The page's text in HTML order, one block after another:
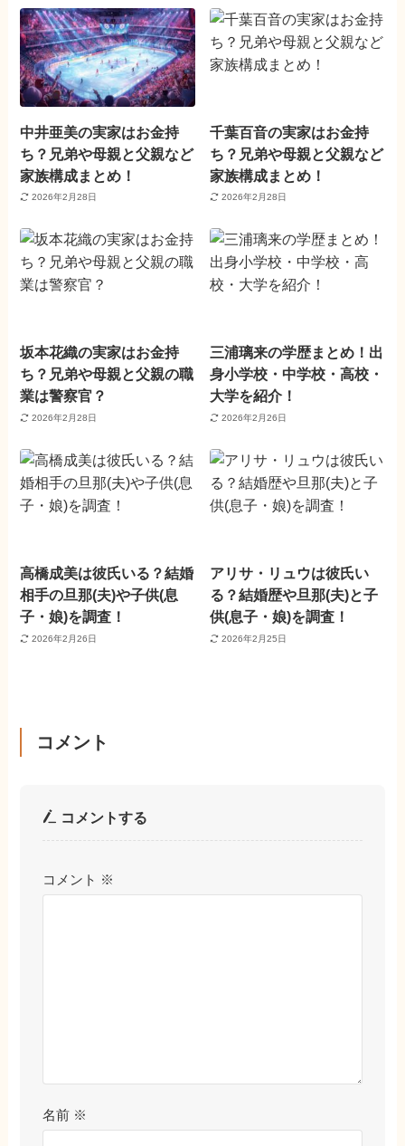
中井亜美の実家はお金持
ち？兄弟や母親と父親など
家族構成まとめ！
2026年2月28日
千葉百音の実家はお金持
ち？兄弟や母親と父親など
家族構成まとめ！
2026年2月28日
坂本花織の実家はお金持
ち？兄弟や母親と父親の職
業は警察官？
2026年2月28日
三浦璃来の学歴まとめ！出
身小学校・中学校・高校・
大学を紹介！
2026年2月26日
高橋成美は彼氏いる？結婚
相手の旦那(夫)や子供(息
子・娘)を調査！
2026年2月26日
アリサ・リュウは彼氏い
る？結婚歴や旦那(夫)と子
供(息子・娘)を調査！
2026年2月25日
コメント
コメントする
コメント ※
名前 ※